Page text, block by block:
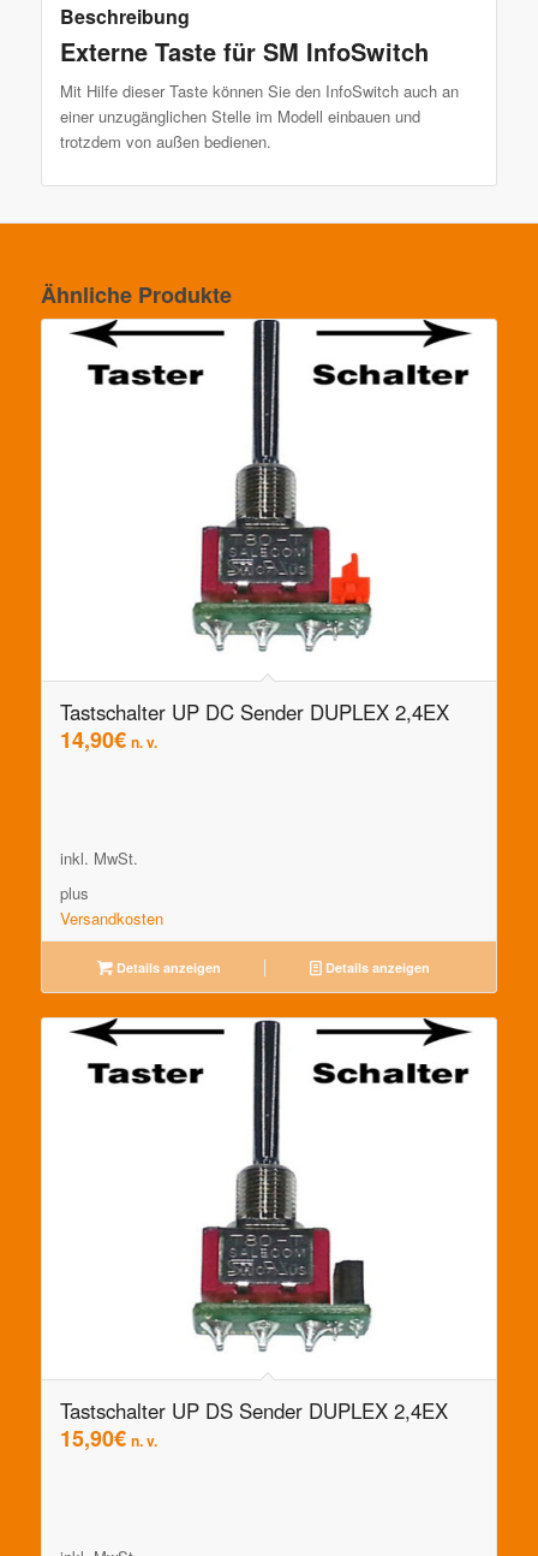
Beschreibung
Externe Taste für SM InfoSwitch
Mit Hilfe dieser Taste können Sie den InfoSwitch auch an
einer unzugänglichen Stelle im Modell einbauen und
trotzdem von außen bedienen.
Ähnliche Produkte
Tastschalter UP DC Sender DUPLEX 2,4EX
14,90€ n. v.
inkl. MwSt.
plus
Versandkosten
Details anzeigen Details anzeigen
Tastschalter UP DS Sender DUPLEX 2,4EX
15,90€ n. v.